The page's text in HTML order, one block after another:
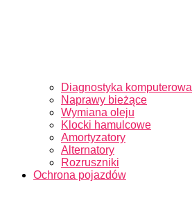
Diagnostyka komputerowa
Naprawy bieżące
Wymiana oleju
Klocki hamulcowe
Amortyzatory
Alternatory
Rozruszniki
Ochrona pojazdów